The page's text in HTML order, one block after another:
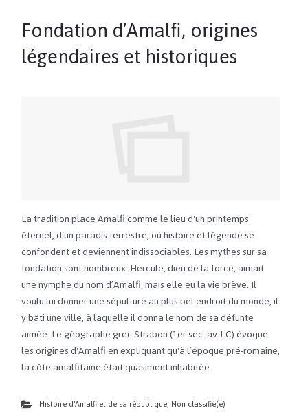
Fondation d’Amalfi, origines
légendaires et historiques
La tradition place Amalfi comme le lieu d'un printemps
éternel, d'un paradis terrestre, où histoire et légende se
confondent et deviennent indissociables. Les mythes sur sa
fondation sont nombreux. Hercule, dieu de la force, aimait
une nymphe du nom d’Amalfi, mais elle eu la vie brève. Il
voulu lui donner une sépulture au plus bel endroit du monde, il
y bâti une ville, à laquelle il donna le nom de sa défunte
aimée. Le géographe grec Strabon (1er sec. av J-C) évoque
les origines d'Amalfi en expliquant qu'à l’époque pré-romaine,
la côte amalfitaine était quasiment inhabitée.
Histoire d'Amalfi et de sa république, Non classifié(e)